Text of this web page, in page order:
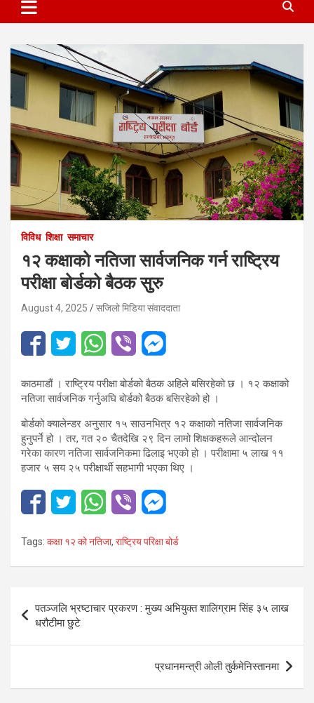
विविध शिक्षा समाचार
१२ कक्षाको नतिजा सार्वजनिक गर्न राष्ट्रिय
परीक्षा बोर्डको बैठक सुरु
August 4, 2025 सजिलो मिडिया संवाददाता
काठमाडौं । राष्ट्रिय परीक्षा बोर्डको बैठक अहिले बसिरहेको छ । १२ कक्षाको
नतिजा सार्वजनिक गर्नुअघि बोर्डको बैठक बसिरहेको हो ।
बोर्डको क्यालेन्डर अनुसार १५ साउनभित्र १२ कक्षाको नतिजा सार्वजनिक
हुनुपर्ने हो । तर, गत २० चैतदेखि २९ दिन लामो शिक्षकहरूले आन्दोलन
गरेका कारण नतिजा सार्वजनिकमा ढिलाइ भएको हो । परीक्षामा ५ लाख ११
हजार ५ सय २५ परीक्षार्थी सहभागी भएका थिए ।
Tags: कक्षा १२ को नतिजा, राष्ट्रिय परिक्षा बोर्ड
navigation
पतञ्जलि भ्रष्टाचार प्रकरण : मुख्य अभियुक्त शालिग्राम सिंह ३५ लाख
धरौटीमा छुटे
प्रधानमन्त्री ओली तुर्कमेनिस्तानमा